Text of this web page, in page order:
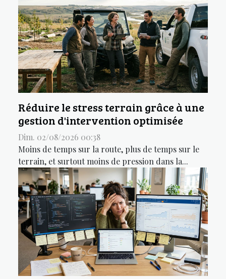
Réduire le stress terrain grâce à une
gestion d'intervention optimisée
Dim. 02/08/2026 00:38
Moins de temps sur la route, plus de temps sur le
terrain, et surtout moins de pression dans la...